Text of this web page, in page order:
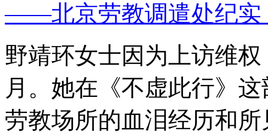
——北京劳教调遣处纪实
野靖环女士因为上访维
月。她在《不虚此行》
劳教场所的血泪经历和